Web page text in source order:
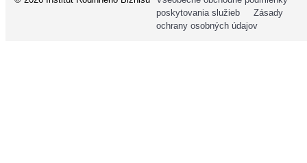
poskytovania služieb
Zásady
ochrany osobných údajov